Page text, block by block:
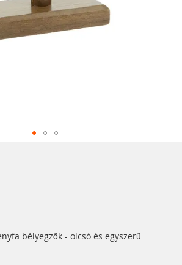
bélyegzők - olcsó és egyszerű